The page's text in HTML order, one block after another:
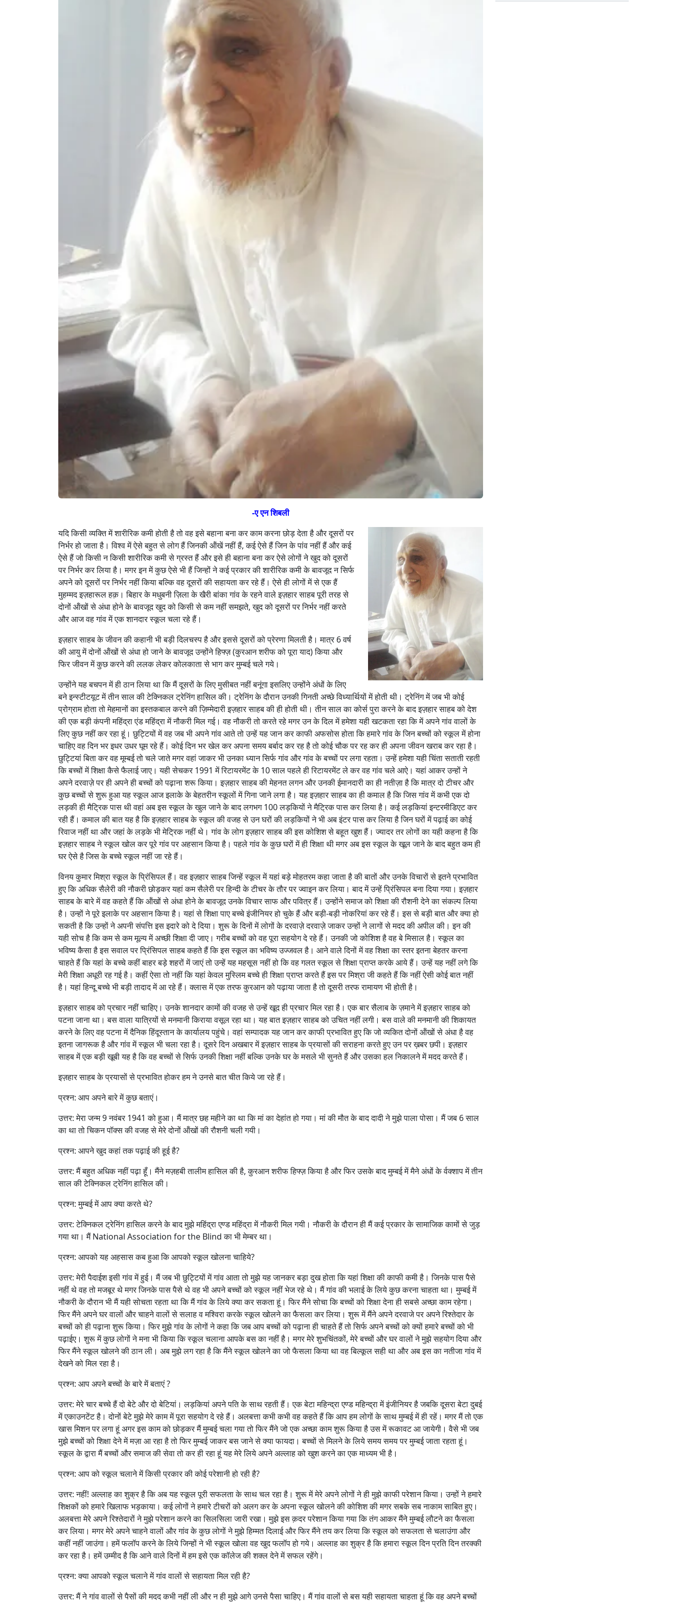
-ए एन शिबली
यदि किसी व्यक्ति में शारीरिक कमी होती है तो वह इसे बहाना बना कर काम करना छोड़ देता है और दूसरों पर
निर्भर हो जाता है। विश्व में ऐसे बहुत से लोग हैं जिनकी ऑंखें नहीं हैं, कई ऐसे हैं जिन के पांव नहीं हैं और कई
ऐसे हैं जो किसी न किसी शारीरिक कमी से ग्रस्त हैं और इसे ही बहाना बना कर ऐसे लोगों ने खुद को दूसरों
पर निर्भर कर लिया है। मगर इन में कुछ ऐसे भी हैं जिन्हों ने कई प्रकार की शारीरिक कमी के बावजूद न सिर्फ
अपने को दूसरों पर निर्भर नहीं किया बल्कि वह दूसरों की सहायता कर रहे हैं। ऐसे ही लोगों में से एक हैं
मुहम्मद इज़हारूल हक़। बिहार के मधुबनी ज़िला के खैरी बांका गांव के रहने वाले इज़हार साहब पूरी तरह से
दोनों ऑंखों से अंधा होने के बावजूद खुद को किसी से कम नहीं समझते, खुद को दूसरों पर निर्भर नहीं करते
और आज वह गांव में एक शानदार स्कूल चला रहे हैं।
इज़हार साहब के जीवन की कहानी भी बड़ी दिलचस्प है और इससे दूसरों को प्रेरणा मिलती है। मात्र 6 वर्ष
की आयु में दोनों ऑंखों से अंधा हो जाने के बावजूद उन्होंने हिफ्ज़ (कुरआन शरीफ को पूरा याद) किया और
फिर जीवन में कुछ करने की ललक लेकर कोलकाता से भाग कर मुम्बई चले गये।
उन्होंने यह बचपन में ही ठान लिया था कि मैं दूसरों के लिए मुसीबत नहीं बनूंगा इसलिए उन्होंने अंधों के लिए
बने इन्स्‍टीटयूट में तीन साल की टेक्निकल ट्रेनिंग हासिल की। ट्रेनिंग के दौरान उनकी गिनती अच्छे विध्यार्थियों में होती थी। ट्रेनिंग में जब भी कोई
प्रोग्राम होता तो मेहमानों का इस्तकबाल करने की ज़िम्मेदारी इज़हार साहब की ही होती थी। तीन साल का कोर्स पुरा करने के बाद इज़हार साहब को देश
की एक बड़ी कंपनी महिंद्रा एंड महिंद्रा में नौकरी मिल गई। वह नौकरी तो करते रहे मगर उन के दिल में हमेशा यही खटकता रहा कि में अपने गांव वालों के
लिए कुछ नहीं कर रहा हूं। छुट्टियों में वह जब भी अपने गांव आते तो उन्हें यह जान कर काफी अफसोस होता कि हमारे गांव के जिन बच्चों को स्कूल में होना
चाहिए वह दिन भर इधर उधर घूम रहे हैं। कोई दिन भर खेल कर अपना समय बर्बाद कर रह है तो कोई चौक पर रह कर ही अपना जीवन खराब कर रहा है।
छुट्टियां बिता कर वह मूम्बई तो चले जाते मगर वहां जाकर भी उनका ध्यान सिर्फ गांव और गांव के बच्चों पर लगा रहता। उन्हें हमेशा यही चिंता सताती रहती
कि बच्चों में शिक्षा कैसे फैलाई जाए। यही सेचकर 1991 में रिटायरमेंट के 10 साल पहले ही रिटायरमेंट ले कर वह गांव चले आऐ। यहां आकर उन्हों ने
अपने दरवाज़े पर ही अपने ही बच्चों को पढ़ाना शरू किया। इज़हार साहब की मेहनत लगन और उनकी ईमानदारी का ही नतीज़ा है कि मात्र दो टीचर और
कुछ बच्चों से शुरू हुआ यह स्कूल आज इलाके के बेहतरीन स्कूलों में गिना जाने लगा है। यह इज़हार साहब का ही कमाल है कि जिस गांव में कभी एक दो
लड़की ही मैट्रिक पास थी वहां अब इस स्कूल के खुल जाने के बाद लगभग 100 लड़कियों ने मैट्रिक पास कर लिया है। कई लड़कियां इन्टरमीडिएट कर
रही हैं। कमाल की बात यह है कि इज़हार साहब के स्कूल की वजह से उन घरों की लड़कियों ने भी अब इंटर पास कर लिया है जिन घरों में पढ़ाई का कोई
रिवाज नहीं था और जहां के लड़के भी मेट्रिक नहीं थे। गांव के लोग इज़हार साहब की इस कोशिश से बहूत खुश हैं। ज्यादर तर लोगों का यही कहना है कि
इज़हार साहब ने स्कूल खोल कर पूरे गांव पर अहसान किया है। पहले गांव के कुछ घरों में ही शिक्षा थी मगर अब इस स्कूल के खूल जाने के बाद बहुत कम ही
घर ऐसे है जिस के बच्चे स्कूल नहीं जा रहे हैं।
विनय कुमार मिश्रा स्कूल के प्रिंसिपल हैं। वह इज़हार साहब जिन्हें स्कूल में यहां बड़े मोहतरम कहा जाता है की बातों और उनके विचारों से इतने प्रभावित
हुए कि अधिक सैलेरी की नौकरी छोड़कर यहां कम सैलेरी पर हिन्दी के टीचर के तौर पर ज्वाइन कर लिया। बाद में उन्हें प्रिंसिपल बना दिया गया। इज़हार
साहब के बारे में वह कहते हैं कि ऑंखों से अंधा होने के बावजूद उनके विचार साफ और पवित्र हैं। उन्होंने समाज को शिक्षा की रौशनी देने का संकल्प लिया
है। उन्हों ने पूरे इलाके पर अहसान किया है। यहां से शिक्षा पाए बच्चे इंजीनियर हो चुके हैं और बड़ी-बड़ी नोकरियां कर रहे हैं। इस से बड़ी बात और क्या हो
सकती है कि उन्हों ने अपनी संपत्ति इस इदारे को दे दिया। शुरू के दिनों में लोगों के दरवाज़े दरवाज़े जाकर उन्हों ने लागों से मदद की अपील की। इन की
यही सोच है कि कम से कम मूल्य में अच्छी शिक्षा दी जाए। गरीब बच्चों को वह पूरा सहयोग दे रहे हैं। उनकी जो कोशिश है वह बे मिसाल है। स्कूल का
भविष्य कैसा है इस सवाल पर प्रिंसिपल साहब कहते हैं कि इस स्कूल का भविष्य उज्जवल है। आने वाले दिनों में वह शिक्षा का स्तर इतना बेहतर करना
चाहते हैं कि यहां के बच्चे कहीं बाहर बड़े शहरों में जाएं तो उन्हें यह महसूस नहीं हो कि वह गलत स्कूल से शिक्षा प्राप्त करके आये हैं। उन्हें यह नहीं लगे कि
मेरी शिक्षा अधूरी रह गई है। कहीं ऐसा तो नहीं कि यहां केवल मुस्लिम बच्चे ही शिक्षा प्राप्त करते हैं इस पर मिश्रा जी कहते हैं कि नहीं ऐसी कोई बात नहीं
है। यहां हिन्दू बच्चे भी बड़ी तादाद में आ रहे हैं। क्लास में एक तरफ कुरआन को पढ़ाया जाता है तो दूसरी तरफ रामायण भी होती है।
इज़हार साहब को प्रचार नहीं चाहिए। उनके शानदार कामों की वजह से उन्हें खूद ही प्रचार मिल रहा है। एक बार सैलाब के ज़माने में इज़हार साहब को
पटना जाना था। बस वाला यात्रियों से मनमानी किराया वसूल रहा था। यह बात इज़हार साहब को उचित नहीं लगी। बस वाले की मनमानी की शिकायत
करने के लिए वह पटना में दैनिक हिंदूस्तान के कार्यालय पहुंचे। वहां सम्पादक यह जान कर काफी प्रभावित हुए कि जो व्यकित दोनों ऑंखों से अंधा है वह
इतना जागरूक है और गांव में स्कूल भी चला रहा है। दूसरे दिन अखबार में इज़हार साहब के प्रयासों की सराहना करते हुए उन पर ख़बर छपी। इज़हार
साहब में एक बड़ी खूबी यह है कि वह बच्चों से सिर्फ उनकी शिक्षा नहीं बल्कि उनके घर के मसले भी सुनते हैं और उसका हल निकालने में मदद करते हैं।
इज़हार साहब के प्रयासों से प्रभावित होकर हम ने उनसे बात चीत किये जा रहे हैं।
प्रश्न: आप अपने बारे में कुछ बताएं।
उत्तर: मेरा जन्म 9 नवंबर 1941 को हुआ। मैं मात्र छह महीने का था कि मां का देहांत हो गया। मां की मौत के बाद दादी ने मुझे पाला पोसा। मैं जब 6 साल
का था तो चिकन पॉक्स की वजह से मेरे दोनों ऑंखों की रौशनी चली गयी।
प्रश्न: आपने खुद कहां तक पढ़ाई की हूई है?
उत्तर: मैं बहुत अधिक नहीं पढ़ा हूँ। मैंने मज़हबी तालीम हासिल की है, कुरआन शरीफ हिफ्ज़ किया है और फिर उसके बाद मुम्बई में मैने अंधों के र्वक्शाप में तीन
साल की टेक्निकल ट्रेनिंग हासिल की।
प्रश्न: मुम्बई में आप क्या करते थे?
उत्तर: टेक्निकल ट्रेनिंग हासिल करने के बाद मुझे महिंद्रा एण्ड महिंद्रा में नौकरी मिल गयी। नौकरी के दौरान ही मैं कई प्रकार के सामाजिक कामों से जुड़
गया था। मैं National Association for the Blind का भी मेम्बर था।
प्रश्न: आपको यह अहसास कब हुआ कि आपको स्कूल खोलना चाहिये?
उत्तर: मेरी पैदाईश इसी गांव में हुई। मैं जब भी छुट्टियों में गांव आता तो मुझे यह जानकर बड़ा दुख होता कि यहां शिक्षा की काफी कमी है। जिनके पास पैसे
नहीं थे वह तो मजबूर थे मगर जिनके पास पैसे थे वह भी अपने बच्चों को स्कूल नहीं भेज रहे थे। मैं गांव की भलाई के लिये कुछ करना चाहता था। मुम्बई में
नौकरी के दौरान भी मैं यही सोचता रहता था कि मैं गांव के लिये क्या कर सकता हूं। फिर मैंने सोचा कि बच्चों को शिक्षा देना ही सबसे अच्छा काम रहेगा।
फिर मैंने अपने घर वालों और चाहने वालों से सलाह व मश्विरा करके स्कूल खोलने का फैसला कर लिया। शुरू में मैंने अपने दरवाजे पर अपने रिश्तेदार के
बच्चों को ही पढ़ाना शुरू किया। फिर मुझे गांव के लोगों ने कहा कि जब आप बच्चों को पढ़ाना ही चाहते हैं तो सिर्फ अपने बच्चों को क्यों हमारे बच्चों को भी
पढ़ाईए। शुरू में कुछ लोगों ने मना भी किया कि स्कूल चलाना आपके बस का नहीं है। मगर मेरे शुभचिंतकों, मेरे बच्चों और घर वालों ने मुझे सहयोग दिया और
फिर मैंने स्कूल खोलने की ठान ली। अब मुझे लग रहा है कि मैंने स्कूल खोलने का जो फैसला किया था वह बिल्कूल सही था और अब इस का नतीजा गांव में
देखने को मिल रहा है।
प्रश्न: आप अपने बच्चों के बारे में बताएं ?
उत्तर: मेरे चार बच्चे हैं दो बेटे और दो बेटियां। लड़कियां अपने पति के साथ रहती हैं। एक बेटा महिन्द्रा एण्ड महिन्द्रा में इंजीनियर है जबकि दूसरा बेटा दुबई
में एकाउनटेंट है। दोनों बेटे मुझे मेरे काम में पूरा सहयोग दे रहे हैं। अलबत्ता कभी कभी वह कहते हैं कि आप हम लोगों के साथ मुम्बई में ही रहें। मगर मैं तो एक
खास मिशन पर लगा हूं अगर इस काम को छोड़कर मैं मुम्बई चला गया तो फिर मैंने जो एक अच्छा काम शुरू किया है उस में रूकावट आ जायेगी। वैसे भी जब
मुझे बच्चों को शिक्षा देने में मज़ा आ रहा है तो फिर मुम्बई जाकर बस जाने से क्या फायदा। बच्चों से मिलने के लिये समय समय पर मुम्बई जाता रहता हूं।
स्कूल के द्वारा मैं बच्चों और समाज की सेवा तो कर ही रहा हूं यह मेरे लिये अपने अल्लाह को खुश करने का एक माध्यम भी है।
प्रश्न: आप को स्कूल चलाने में किसी प्रकार की कोई परेशानी हो रही है?
उत्तर: नहीं! अल्लाह का शुक्र है कि अब यह स्कूल पूरी सफलता के साथ चल रहा है। शुरू में मेरे अपने लोगों ने ही मुझे काफी परेशान किया। उन्हों ने हमारे
शिक्षकों को हमारे खिलाफ भड़काया। कई लोगों ने हमारे टीचरों को अलग कर के अपना स्कूल खोलने की कोशिश की मगर सबके सब नाकाम साबित हुए।
अलबत्ता मेरे अपने रिश्तेदारों ने मुझे परेशान करने का सिलसिला जारी रखा। मुझे इस क़दर परेशान किया गया कि तंग आकर मैंने मुम्बई लौटने का फैसला
कर लिया। मगर मेरे अपने चाहने वालों और गांव के कुछ लोगों ने मुझे हिम्मत दिलाई और फिर मैंने तय कर लिया कि स्कूल को सफलता से चलाउंगा और
कहीं नहीं जाउंगा। हमें फलॉप करने के लिये जिन्हों ने भी स्कूल खोला वह खुद फलॉप हो गये। अल्लाह का शुक्र है कि हमारा स्कूल दिन प्रति दिन तरक्की
कर रहा है। हमें उम्मीद है कि आने वाले दिनों में हम इसे एक कॉलेज की शक्ल देने में सफल रहेंगे।
प्रश्न: क्या आपको स्कूल चलाने में गांव वालों से सहायता मिल रही है?
उत्तर: मैं ने गांव वालों से पैसों की मदद कभी नहीं ली और न ही मुझे आगे उनसे पैसा चाहिए। मैं गांव वालों से बस यही सहायता चाहता हूं कि वह अपने बच्चों